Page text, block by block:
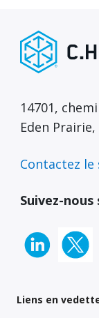
14701,
Eden
Contactez le
Suivez-
Liens en